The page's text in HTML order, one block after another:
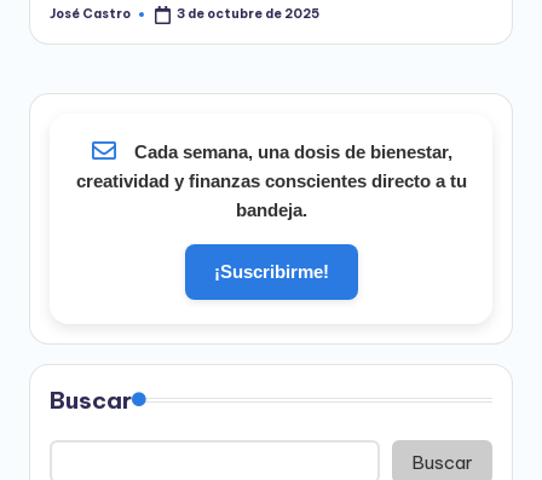
Publicado
José Castro 3 de octubre de 2025
Cada semana, una dosis de bienestar,
creatividad y finanzas conscientes directo a tu
bandeja.
¡Suscribirme!
Buscar
Buscar